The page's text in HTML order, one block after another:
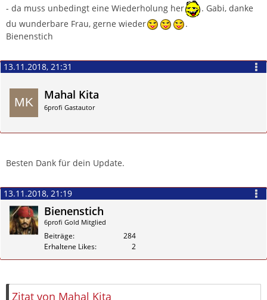
- da muss unbedingt eine Wiederholung her
. Gabi, danke
du wunderbare Frau, gerne wieder
.
Bienenstich
13.11.2018, 21:31
Mahal Kita
6profi Gastautor
Besten Dank für dein Update.
13.11.2018, 21:19
Bienenstich
6profi Gold Mitglied
Beiträge
284
Erhaltene Likes
2
Zitat von Mahal Kita
Zitieren